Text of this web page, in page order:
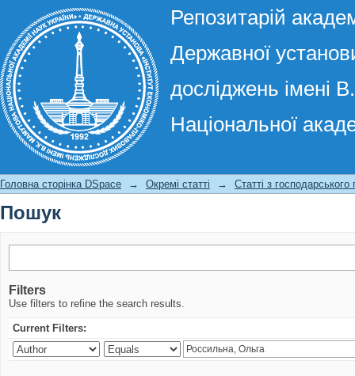
Репозитарій
Державної
досліджень імені
Національної
Пошук
Головна сторінка DSpace → Окремі статті → Статті з господарського
Пошук
Filters
Use filters to refine the search results.
Current Filters: